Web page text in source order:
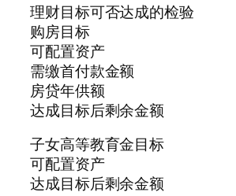
理财目标可否达成的检验
购房目标
可配置资产
需缴首付款金额
房贷年供额
达成目标后剩余金额
子女高等教育金目标
可配置资产
达成目标后剩余金额